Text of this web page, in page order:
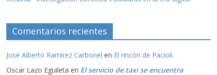
Comentarios recientes
José Alberto Ramírez Carbonel en El rincón de Pacioli
Oscar Lazo Eguileta en El servicio de taxi se encuentra